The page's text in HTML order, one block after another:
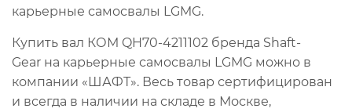
карьерные самосвалы LGMG.
Купить вал КОМ QH70-4211102 бренда Shaft-
Gear на карьерные самосвалы LGMG можно в
компании «ШАФТ». Весь товар сертифицирован
и всегда в наличии на складе в Москве,